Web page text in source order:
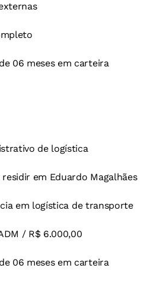
06 meses em carteira
de logística
em Eduardo Magalhães
em logística de transporte
/ R$ 6.000,00
06 meses em carteira